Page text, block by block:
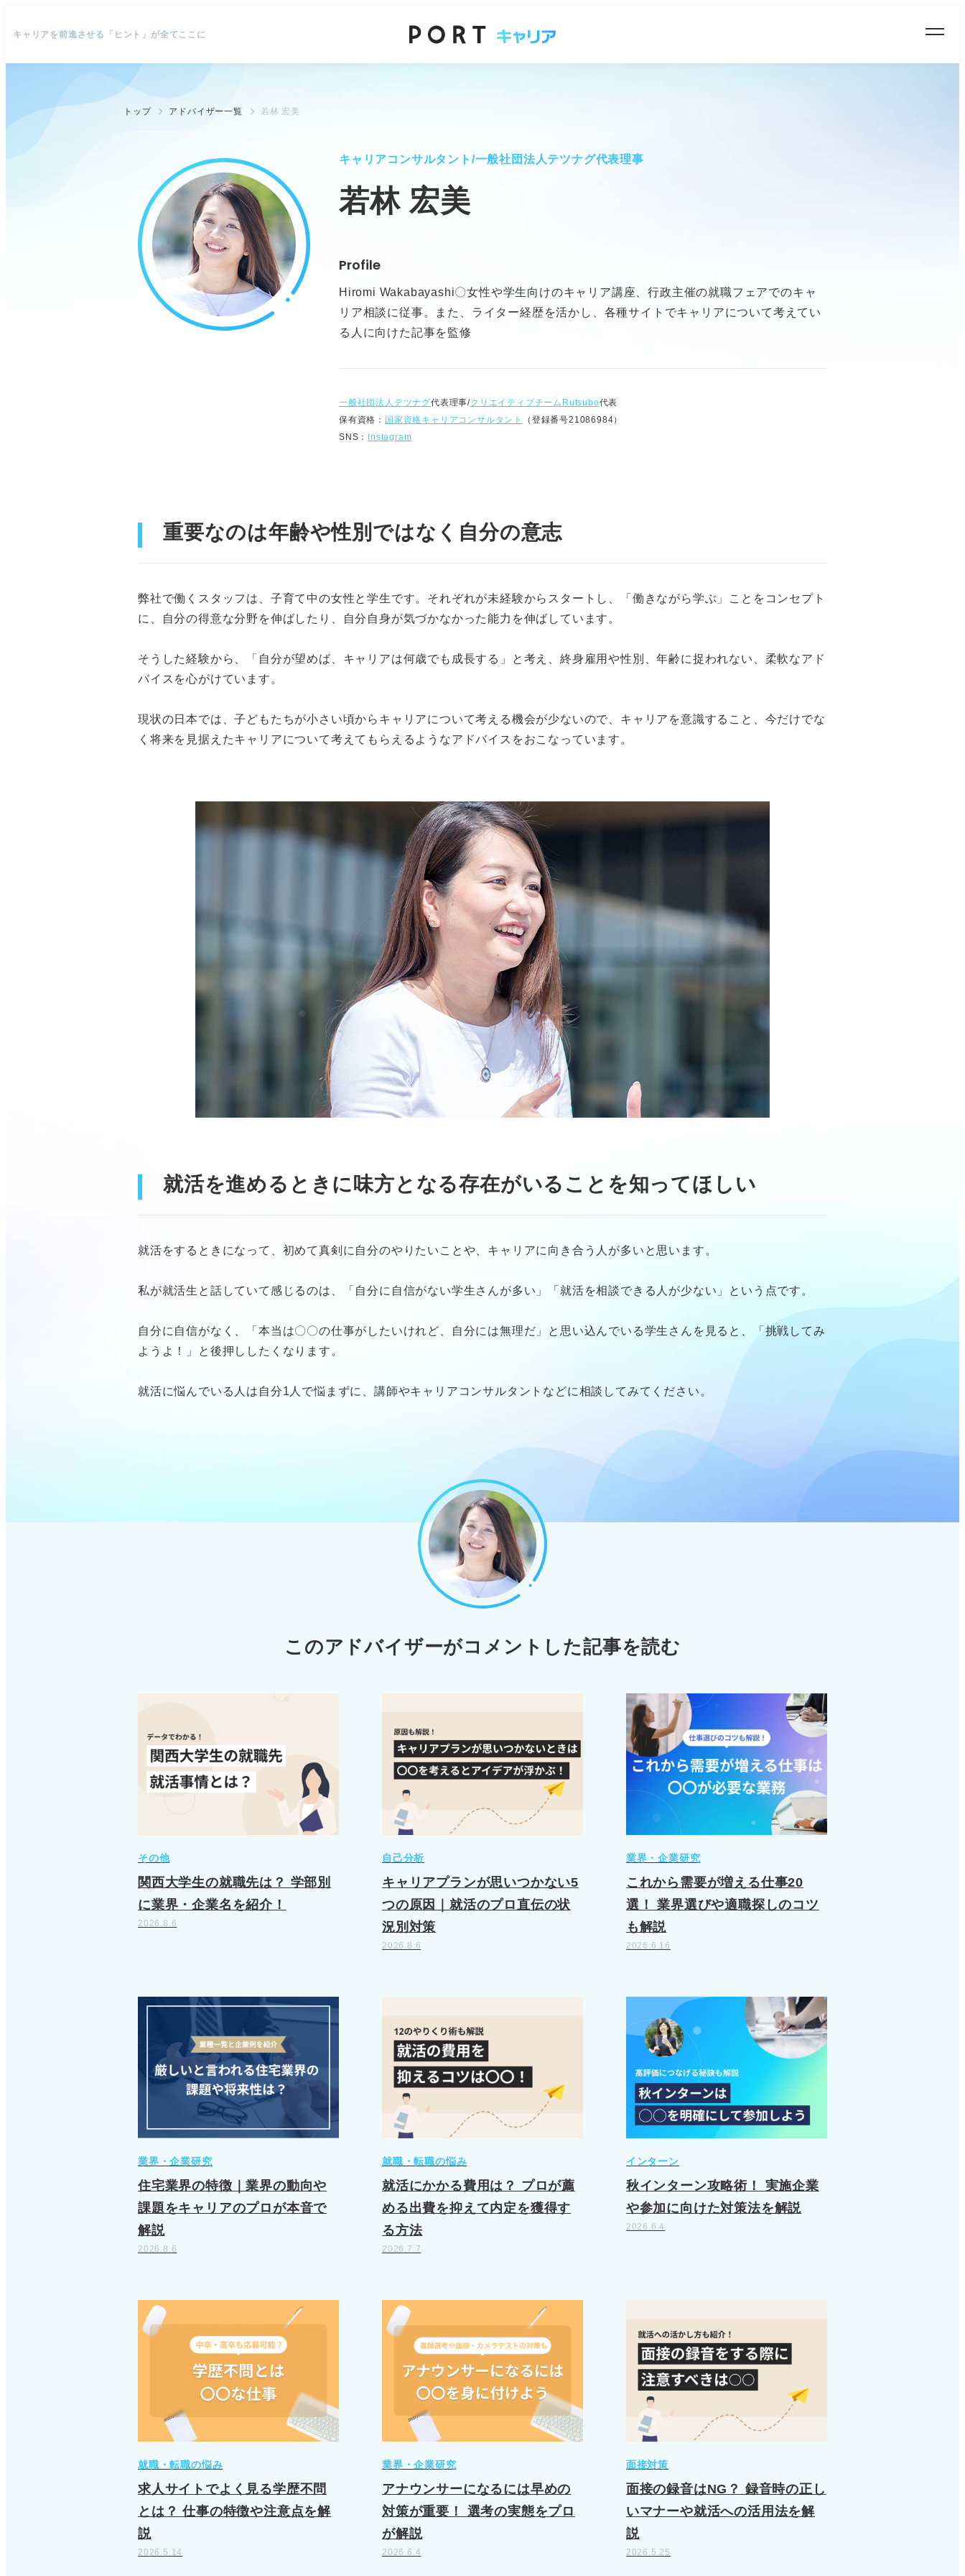
キャリアを前進させる「ヒント」が全てここに
トップ アドバイザー一覧 若林 宏美
キャリアコンサルタント/一般社団法人テツナグ代表理事
若林 宏美
Profile
Hiromi Wakabayashi〇女性や学生向けのキャリア講座、行政主催の就職フェアでのキャ
リア相談に従事。また、ライター経歴を活かし、各種サイトでキャリアについて考えてい
る人に向けた記事を監修
一般社団法人テツナグ代表理事/クリエイティブチームRutsubo代表
保有資格： 国家資格キャリアコンサルタント
（登録番号21086984）
SNS：
Instagram
重要なのは年齢や性別ではなく自分の意志
弊社で働くスタッフは、子育て中の女性と学生です。それぞれが未経験からスタートし、「働きながら学ぶ」ことをコンセプト
に、自分の得意な分野を伸ばしたり、自分自身が気づかなかった能力を伸ばしています。
そうした経験から、「自分が望めば、キャリアは何歳でも成長する」と考え、終身雇用や性別、年齢に捉われない、柔軟なアド
バイスを心がけています。
現状の日本では、子どもたちが小さい頃からキャリアについて考える機会が少ないので、キャリアを意識すること、今だけでな
く将来を見据えたキャリアについて考えてもらえるようなアドバイスをおこなっています。
就活を進めるときに味方となる存在がいることを知ってほしい
就活をするときになって、初めて真剣に自分のやりたいことや、キャリアに向き合う人が多いと思います。
私が就活生と話していて感じるのは、「自分に自信がない学生さんが多い」「就活を相談できる人が少ない」という点です。
自分に自信がなく、「本当は〇〇の仕事がしたいけれど、自分には無理だ」と思い込んでいる学生さんを見ると、「挑戦してみ
ようよ！」と後押ししたくなります。
就活に悩んでいる人は自分1人で悩まずに、講師やキャリアコンサルタントなどに相談してみてください。
このアドバイザーがコメントした記事を読む
その他
関西大学生の就職先は？ 学部別
に業界・企業名を紹介！
2026.8.6
自己分析
キャリアプランが思いつかない5
つの原因｜就活のプロ直伝の状
況別対策
2026.8.6
業界・企業研究
これから需要が増える仕事20
選！ 業界選びや適職探しのコツ
も解説
2026.6.16
業界・企業研究
住宅業界の特徴｜業界の動向や
課題をキャリアのプロが本音で
解説
2026.8.6
就職・転職の悩み
就活にかかる費用は？ プロが薦
める出費を抑えて内定を獲得す
る方法
2026.7.7
インターン
秋インターン攻略術！ 実施企業
や参加に向けた対策法を解説
2026.6.4
就職・転職の悩み
求人サイトでよく見る学歴不問
とは？ 仕事の特徴や注意点を解
説
2026.5.14
業界・企業研究
アナウンサーになるには早めの
対策が重要！ 選考の実態をプロ
が解説
2026.6.4
面接対策
面接の録音はNG？ 録音時の正し
いマナーや就活への活用法を解
説
2026.5.25